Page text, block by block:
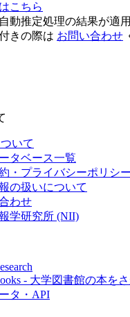
こちら
動推定処理の結果が適
きの際は お問い合わせ
いて
タベース一覧
・プライバシーポリシー
の扱いについて
わせ
学研究所 (NII)
- 大学図書館の本を
タ・API